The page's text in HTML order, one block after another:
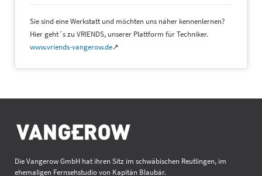
Sie sind eine Werkstatt und möchten uns näher kennenlernen?
Hier geht´s zu VRIENDS, unserer Plattform für Techniker.
www.vriends-vangerow.de↗
Die Vangerow GmbH hat ihren Sitz im schwäbischen Reutlingen, im
ehemaligen Fernsehstudio von Kapitän Blaubär.